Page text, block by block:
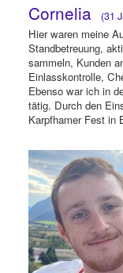
Cornelia (31
Hier waren meine
Standbetreuung,
sammeln, Kunden
Einlasskontrolle,
Ebenso war ich in
tätig. Durch den
Karpfhamer Fest in